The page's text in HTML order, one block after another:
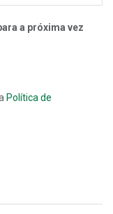
a próxima vez
Política de